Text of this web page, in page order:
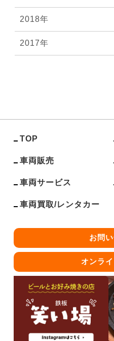
2018年
2017年
TOP
車両販売
車両サービス
車両買取/レンタカー
お問
オンラ